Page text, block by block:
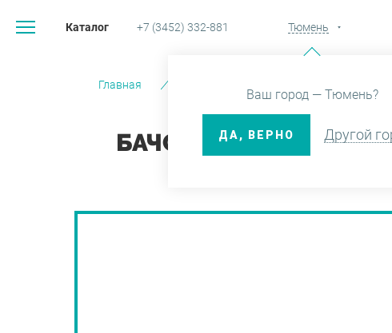
Каталог +7 (3452) 332-881 Тюмень
Ваш город — Тюмень?
ДА, ВЕРНО Другой
Главная
БАЧОК NILA С